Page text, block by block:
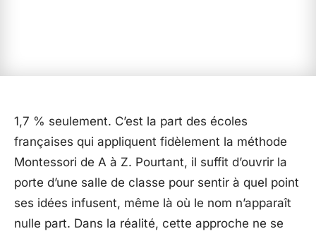
1,7 % seulement. C’est la part des écoles
françaises qui appliquent fidèlement la méthode
Montessori de A à Z. Pourtant, il suffit d’ouvrir la
porte d’une salle de classe pour sentir à quel point
ses idées infusent, même là où le nom n’apparaît
nulle part. Dans la réalité, cette approche ne se